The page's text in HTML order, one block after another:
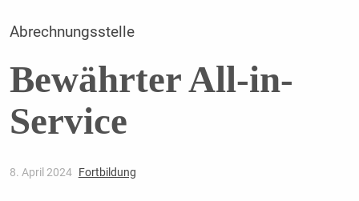
Abrechnungsstelle
Bewährter All-in-
Service
8. April 2024 Fortbildung